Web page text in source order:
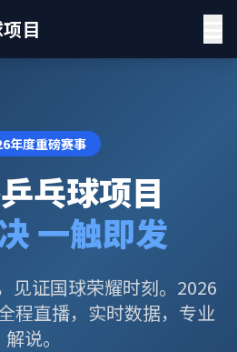
目
年度重磅赛事
乓球项目
一触即发
见证国球荣耀时刻。2026
程直播，实时数据，专业
解说。